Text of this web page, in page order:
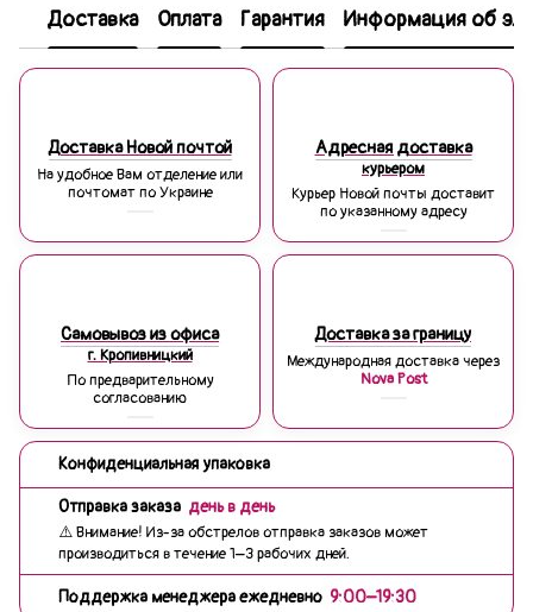
Доставка Оплата Гарантия Информация об
Доставка Новой почтой
На удобное Вам отделение или
почтомат по Украине
Адресная доставка
курьером
Курьер Новой почты доставит
по указанному адресу
Самовывоз из офиса
г. Кропивницкий
По предварительному
согласованию
Доставка за границу
Международная доставка через
Nova Post
Конфиденциальная упаковка
Отправка заказа день в день
⚠️ Внимание! Из-за обстрелов отправка заказов может
производиться в течение 1–3 рабочих дней.
Поддержка менеджера ежедневно 9:00–19:30